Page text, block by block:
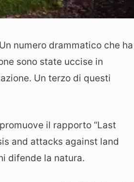
numero drammatico che ha
sono state uccise in
Un terzo di questi
il rapporto “Last
and attacks against land
difende la natura.